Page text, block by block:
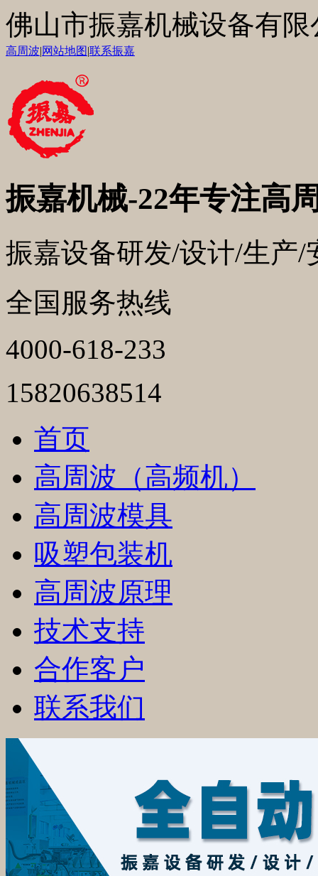
佛山市振嘉机械设备有限
高周波|网站地图 |联系振嘉
振嘉机械-22年专注高
振嘉设备研发/设计/生产/
全国服务热线
4000-618-233
15820638514
首页
高周波（高频机）
高周波模具
吸塑包装机
高周波原理
技术支持
合作客户
联系我们